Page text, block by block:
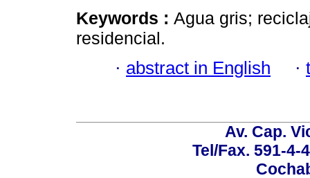
Keywords : Agua gris;
residencial.
· abstract in English ·
Av. Cap.
Tel/Fax. 591-4-